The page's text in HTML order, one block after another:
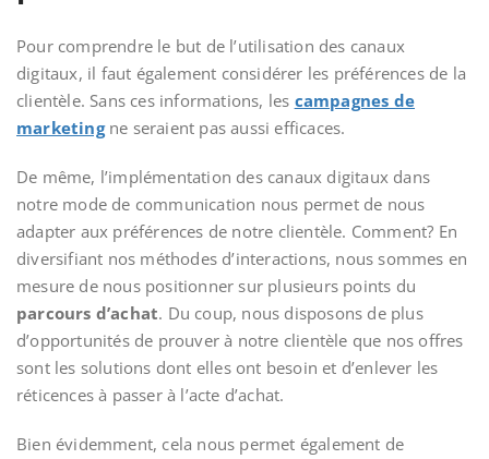
Pour comprendre le but de l’utilisation des canaux
digitaux, il faut également considérer les préférences de la
clientèle. Sans ces informations, les campagnes de
marketingne seraient pas aussi efficaces.
De même, l’implémentation des canaux digitaux dans
notre mode de communication nous permet de nous
adapter aux préférences de notre clientèle. Comment? En
diversifiant nos méthodes d’interactions, nous sommes en
mesure de nous positionner sur plusieurs points du
parcours d’achat. Du coup, nous disposons de plus
d’opportunités de prouver à notre clientèle que nos offres
sont les solutions dont elles ont besoin et d’enlever les
réticences à passer à l’acte d’achat.
Bien évidemment, cela nous permet également de